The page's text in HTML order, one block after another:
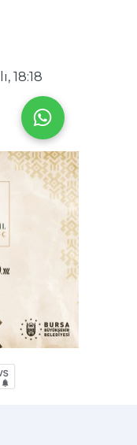
18:18